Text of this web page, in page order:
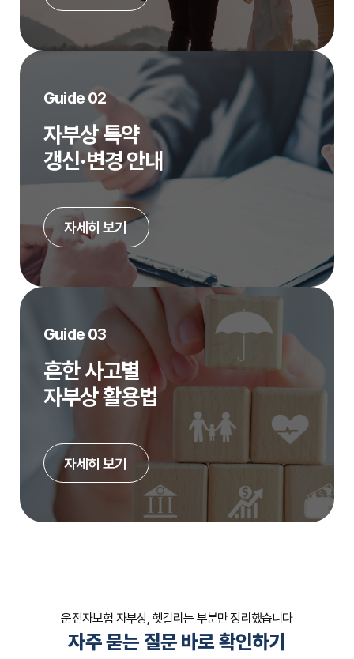
Guide 02
자부상 특약
갱신·변경 안내
자세히 보기
Guide 03
흔한 사고별
자부상 활용법
자세히 보기
운전자보험 자부상, 헷갈리는 부분만 정리했습니다
자주 묻는 질문 바로 확인하기